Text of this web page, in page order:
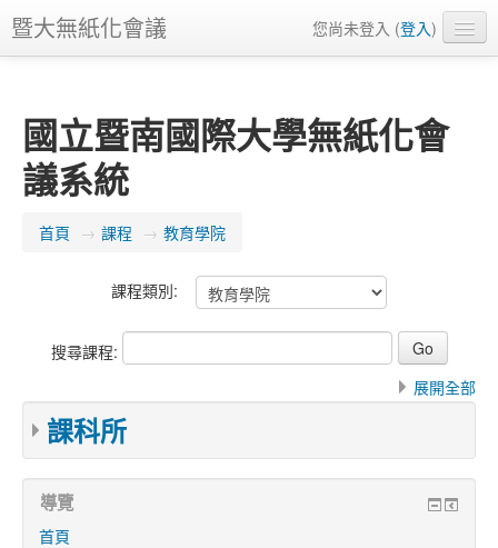
暨大無紙化會議 您尚未登入 (登入)
國立暨南國際大學無紙化會
議系統
首頁 → 課程 → 教育學院
課程類別:
搜尋課程:
展開全部
課科所
導覽
首頁